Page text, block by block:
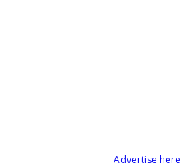
Advertise here